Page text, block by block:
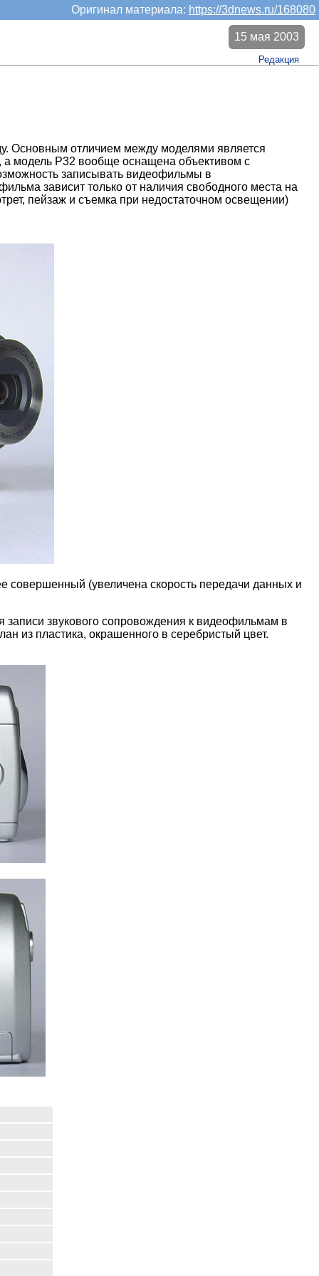
Оригинал материала: https://3dnews.ru/168080
15 мая 2003
Редакция
Основным отличием между моделями является
а модель Р32 вообще оснащена объективом с
записывать видеофильмы в
зависит только от наличия свободного места на
пейзаж и съемка при недостаточном освещении)
совершенный (увеличена скорость передачи данных и
звукового сопровождения к видеофильмам в
из пластика, окрашенного в серебристый цвет.